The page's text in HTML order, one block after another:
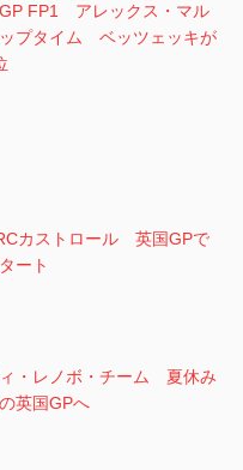
FP1 アレックス・マル
プタイム ベッツェッキが
カストロール 英国GPで
ート
ィ・レノボ・チーム 夏休み
英国GPへ